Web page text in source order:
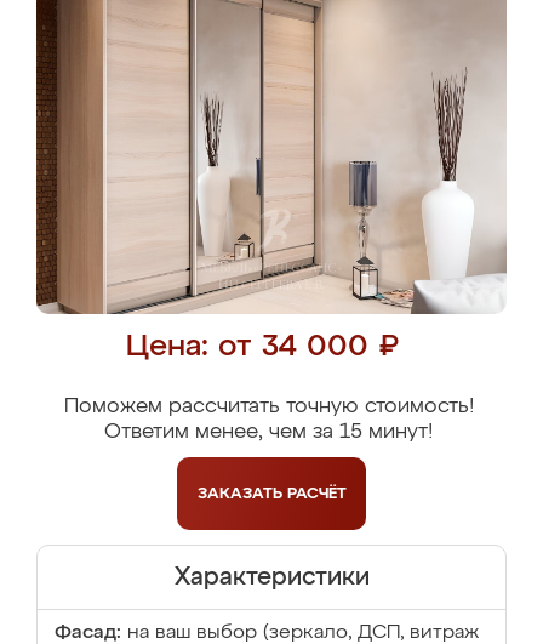
Цена: от 34 000 ₽
Поможем рассчитать точную стоимость!
Ответим менее, чем за 15 минут!
ЗАКАЗАТЬ РАСЧЁТ
Характеристики
Фасад: на ваш выбор (зеркало, ДСП, витраж